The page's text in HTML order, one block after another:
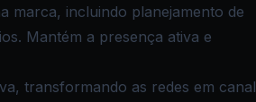
marca, incluindo planejamento de
Mantém a presença ativa e
transformando as redes em canal